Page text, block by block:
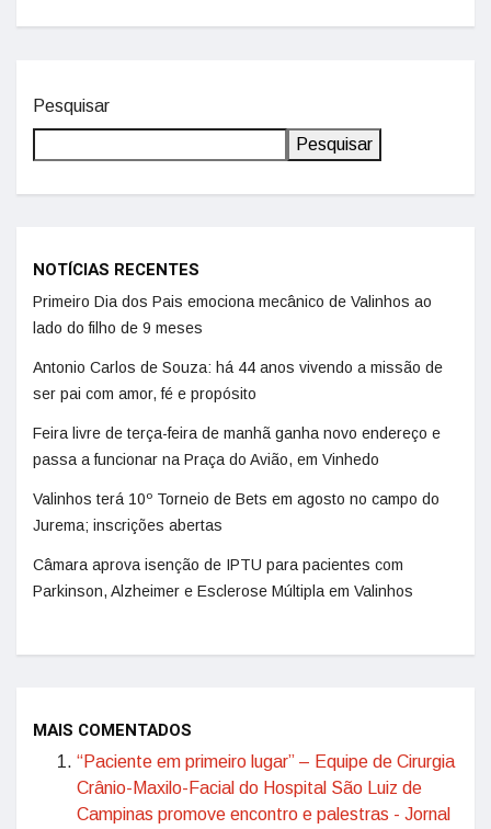
Pesquisar
Pesquisar
NOTÍCIAS RECENTES
Primeiro Dia dos Pais emociona mecânico de Valinhos ao
lado do filho de 9 meses
Antonio Carlos de Souza: há 44 anos vivendo a missão de
ser pai com amor, fé e propósito
Feira livre de terça-feira de manhã ganha novo endereço e
passa a funcionar na Praça do Avião, em Vinhedo
Valinhos terá 10º Torneio de Bets em agosto no campo do
Jurema; inscrições abertas
Câmara aprova isenção de IPTU para pacientes com
Parkinson, Alzheimer e Esclerose Múltipla em Valinhos
MAIS COMENTADOS
“Paciente em primeiro lugar” – Equipe de Cirurgia
Crânio-Maxilo-Facial do Hospital São Luiz de
Campinas promove encontro e palestras - Jornal